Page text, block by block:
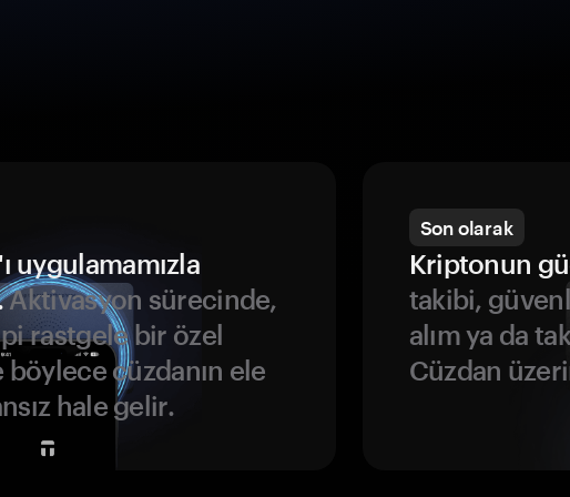
uygulamamızla
Aktivasyon sürecinde,
rastgele bir özel
cüzdanın ele
hale gelir.
Son olarak
Kriptonun
takibi,
alım ya da
Cüzdan